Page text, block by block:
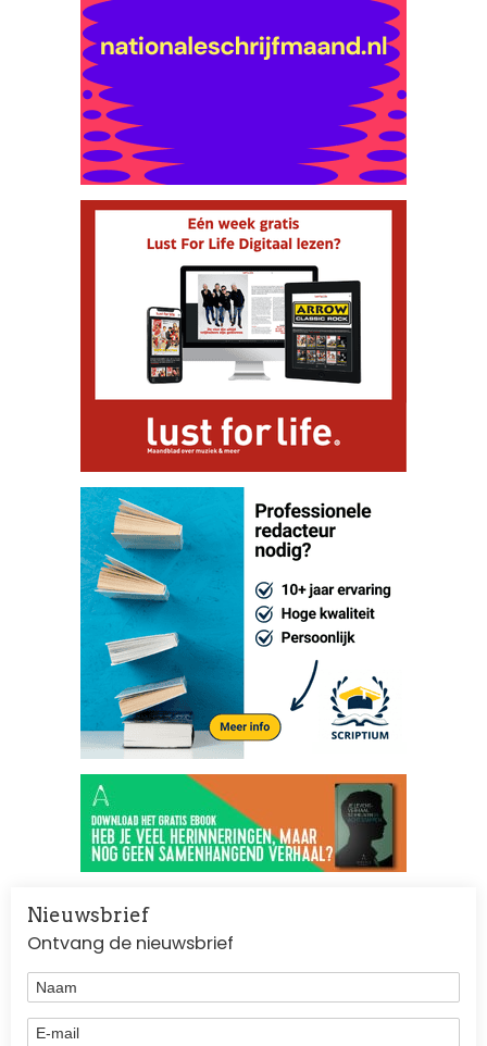
Nieuwsbrief
Ontvang de nieuwsbrief
Naam
E-mail